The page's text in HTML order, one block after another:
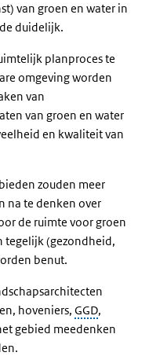
van groen en water in
duidelijk.
planproces te
omgeving worden
van
van groen en water
en kwaliteit van
zouden meer
na te denken over
de ruimte voor groen
tegelijk (gezondheid,
benut.
hoveniers, GGD,
gebied meedenken